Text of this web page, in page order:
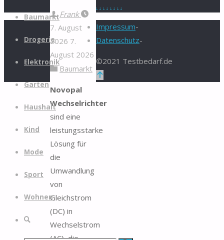
Zum
springen
Baumarkt
Drogerie
Elektronik
Garten
Haushalt
Kind
Mode
Sport
Wohnen
Frank
7. August
2026 7.
August 2026
Baumarkt
Novopal
Wechselrichter
sind eine
leistungsstarke
Lösung für
die
Umwandlung
von
Gleichstrom
(DC) in
Wechselstrom
(AC), die
. . . . . . . .
Impressum-
Datenschutz-
©2021 Testbedarf.de
Zurück
oben